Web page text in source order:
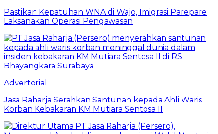
Pastikan Kepatuhan WNA di Wajo, Imigrasi Parepare
Laksanakan Operasi Pengawasan
Advertorial
Jasa Raharja Serahkan Santunan kepada Ahli Waris
Korban Kebakaran KM Mutiara Sentosa II